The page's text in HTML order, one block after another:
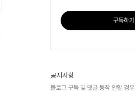
구독하기
공지사항
블로그 구독 및 댓글 동작 안할 경우